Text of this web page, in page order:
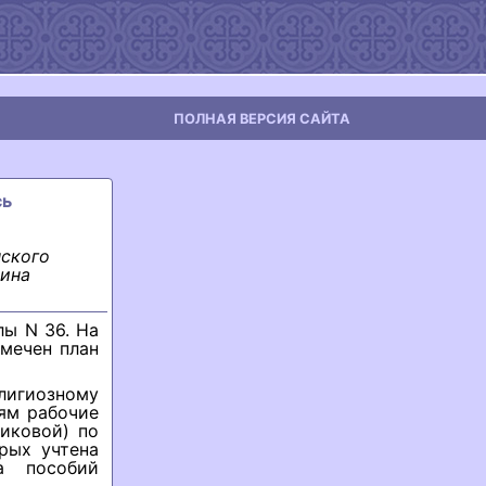
ПОЛНАЯ ВЕРСИЯ САЙТА
N 36. На
план
рабочие
по
учтена
пособий